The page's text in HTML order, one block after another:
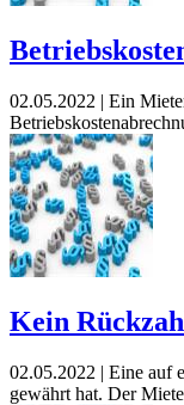
02.05.2022 | Ein
Kein
02.05.2022 | Eine auf
gewährt hat. Der